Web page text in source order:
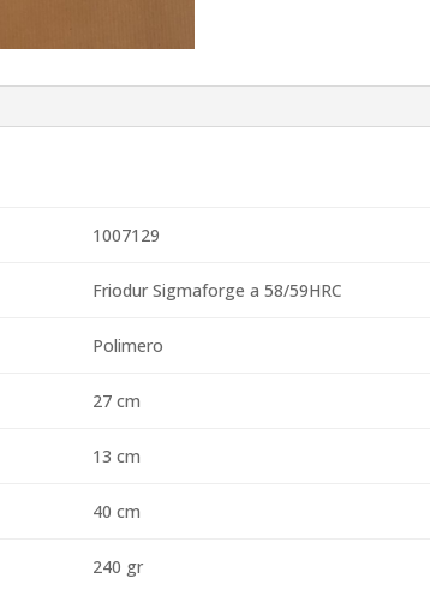
1007129
Friodur Sigmaforge a 58/59HRC
Polimero
27 cm
13 cm
40 cm
240 gr